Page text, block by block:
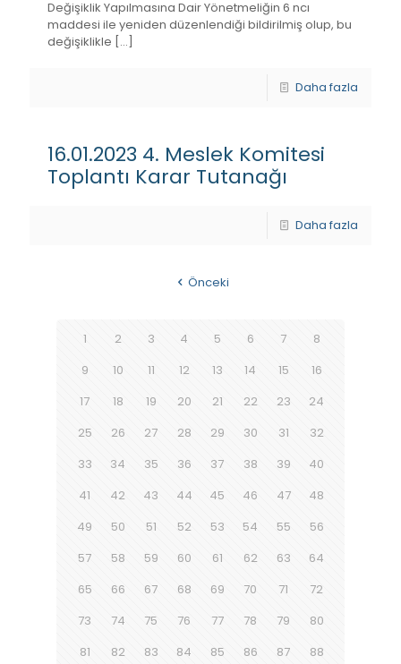
Değişiklik Yapılmasına Dair Yönetmeliğin 6 ncı
maddesi ile yeniden düzenlendiği bildirilmiş olup, bu
değişiklikle […]
Daha fazla
16.01.2023 4. Meslek Komitesi
Toplantı Karar Tutanağı
Daha fazla
Önceki
1 2 3 4 5 6 7
8
9
10 11 12 13 14 15
16
17
18 19 20 21 22 23
24
25
26 27 28 29 30 31
32
33
34 35 36 37 38 39
40
41
42 43 44 45 46 47
48
49
50 51 52 53 54 55
56
57
58 59 60 61 62 63
64
65
66 67 68 69 70 71
72
73
74 75 76 77 78 79
80
81
82 83 84 85 86 87 88